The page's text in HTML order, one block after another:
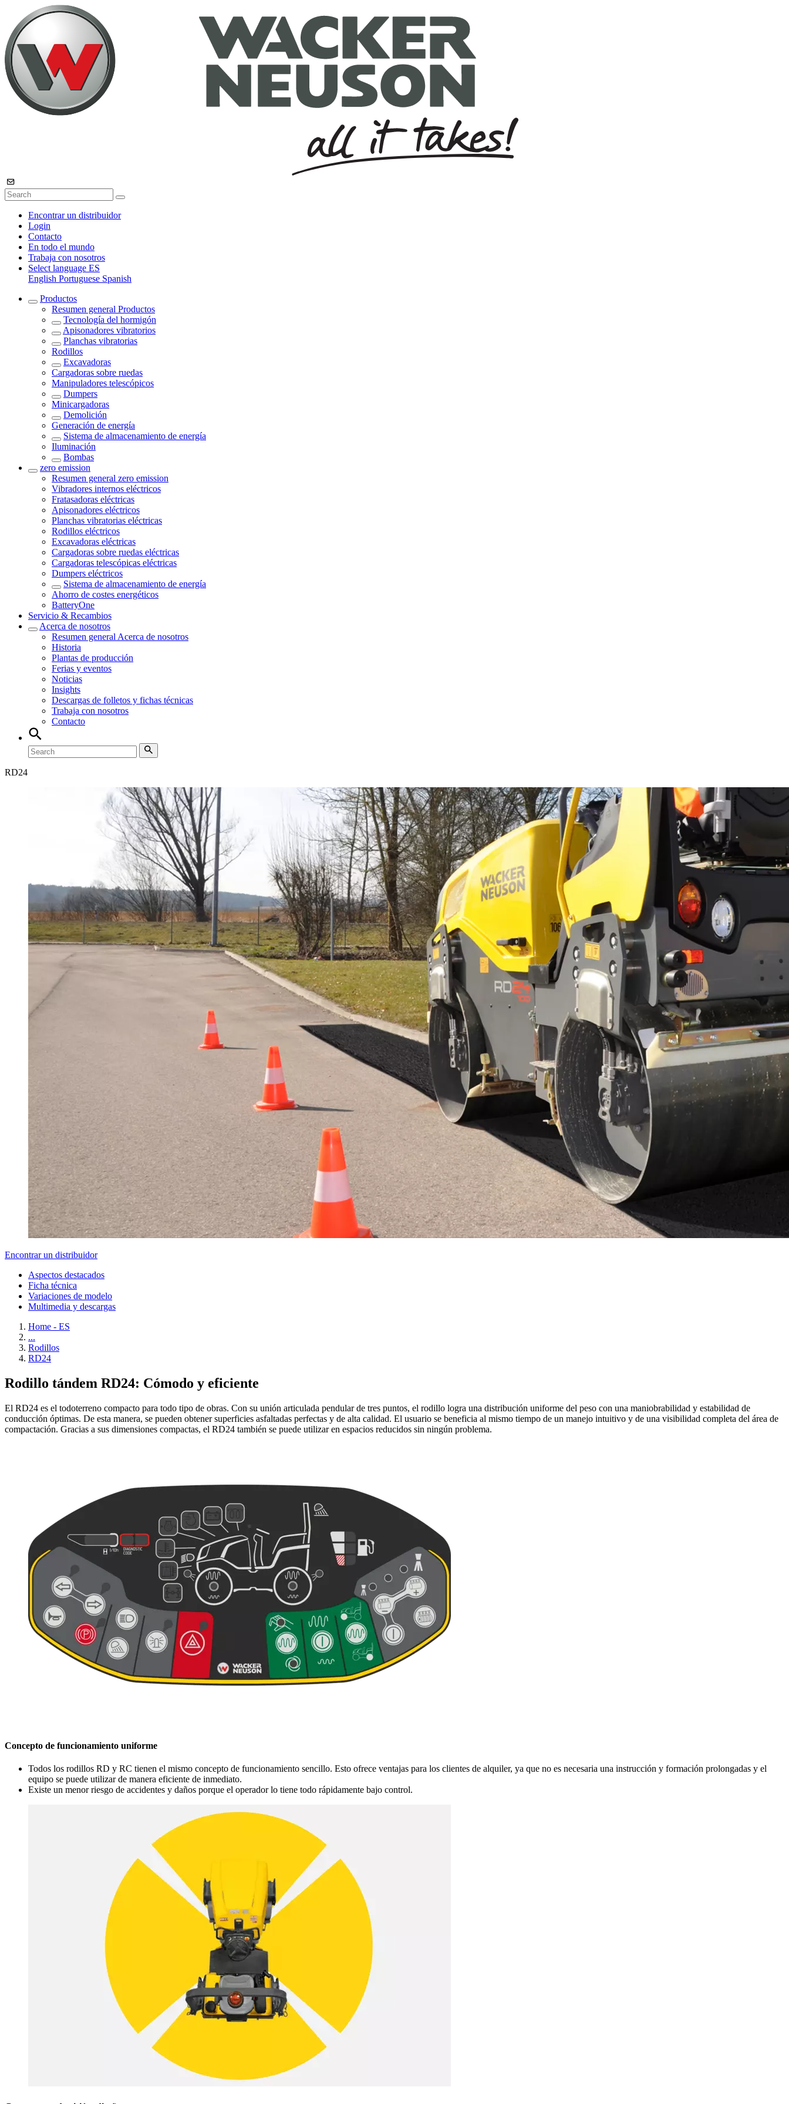
Encontrar un distribuidor
Login
Contacto
En todo el mundo
Trabaja con nosotros
Select language ES
English Portuguese Spanish
Productos
Resumen general Productos
Tecnología del hormigón
Apisonadores vibratorios
Planchas vibratorias
Rodillos
Excavadoras
Cargadoras sobre ruedas
Manipuladores telescópicos
Dumpers
Minicargadoras
Demolición
Generación de energía
Sistema de almacenamiento de energía
Iluminación
Bombas
zero emission
Resumen general zero emission
Vibradores internos eléctricos
Fratasadoras eléctricas
Apisonadores eléctricos
Planchas vibratorias eléctricas
Rodillos eléctricos
Excavadoras eléctricas
Cargadoras sobre ruedas eléctricas
Cargadoras telescópicas eléctricas
Dumpers eléctricos
Sistema de almacenamiento de energía
Ahorro de costes energéticos
BatteryOne
Servicio & Recambios
Acerca de nosotros
Resumen general Acerca de nosotros
Historia
Plantas de producción
Ferias y eventos
Noticias
Insights
Descargas de folletos y fichas técnicas
Trabaja con nosotros
Contacto
RD24
Encontrar un distribuidor
Aspectos destacados
Ficha técnica
Variaciones de modelo
Multimedia y descargas
Home - ES
...
Rodillos
RD24
Rodillo tándem RD24: Cómodo y eficiente
El RD24 es el todoterreno compacto para todo tipo de obras. Con su unión articulada pendular de tres puntos, el rodillo logra una distribución uniforme del peso con una maniobrabilidad y estabilidad de
conducción óptimas. De esta manera, se pueden obtener superficies asfaltadas perfectas y de alta calidad. El usuario se beneficia al mismo tiempo de un manejo intuitivo y de una visibilidad completa del área de
compactación. Gracias a sus dimensiones compactas, el RD24 también se puede utilizar en espacios reducidos sin ningún problema.
Concepto de funcionamiento uniforme
Todos los rodillos RD y RC tienen el mismo concepto de funcionamiento sencillo. Esto ofrece ventajas para los clientes de alquiler, ya que no es necesaria una instrucción y formación prolongadas y el
equipo se puede utilizar de manera eficiente de inmediato.
Existe un menor riesgo de accidentes y daños porque el operador lo tiene todo rápidamente bajo control.